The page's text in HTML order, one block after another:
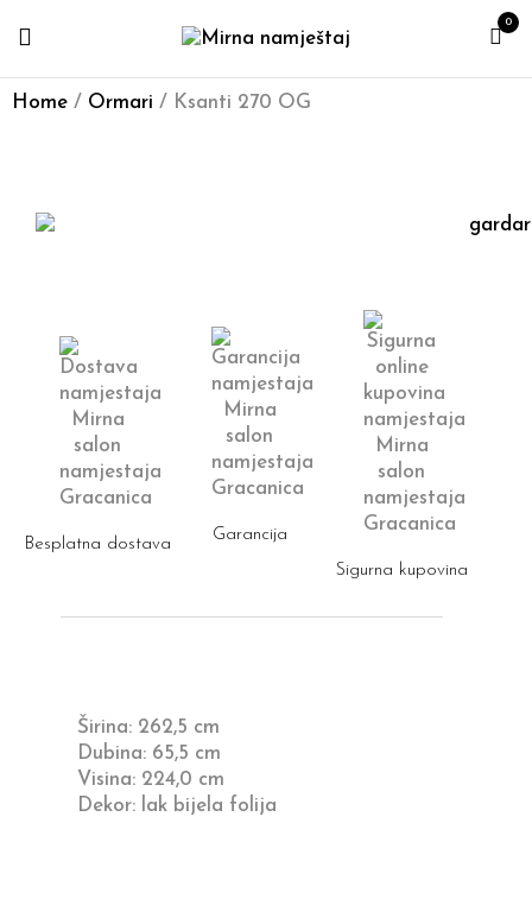
0
Home / Ormari / Ksanti 270 OG
Besplatna dostava
Garancija
Sigurna kupovina
Širina: 262,5 cm
Dubina: 65,5 cm
Visina: 224,0 cm
Dekor: lak bijela folija